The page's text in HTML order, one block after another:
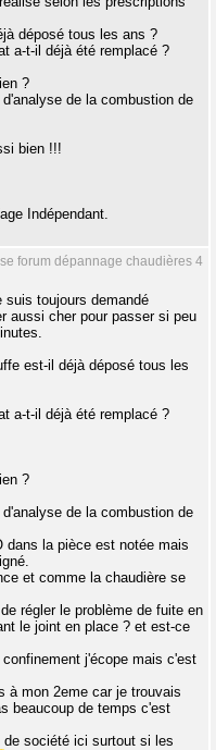
déposé tous les ans ?
a-t-il déjà été remplacé ?
?
de la combustion de
bien !!!
Indépendant.
forum dépannage chaudières 4
suis toujours demandé
aussi cher pour passer si peu
est-il déjà déposé tous les
a-t-il déjà été remplacé ?
?
de la combustion de
dans la pièce est notée mais
et comme la chaudière se
régler le problème de fuite en
le joint en place ? et est-ce
j'écope mais c'est
à mon 2eme car je trouvais
beaucoup de temps c'est
société ici surtout si les